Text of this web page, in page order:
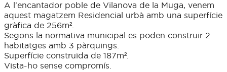
A l'encantador poble de Vilanova de la Muga, venem
aquest magatzem Residencial urbà amb una superfície
gràfica de 256m².
Segons la normativa municipal es poden construir 2
habitatges amb 3 pàrquings.
Superfície construïda de 187m².
Vista-ho sense compromís.